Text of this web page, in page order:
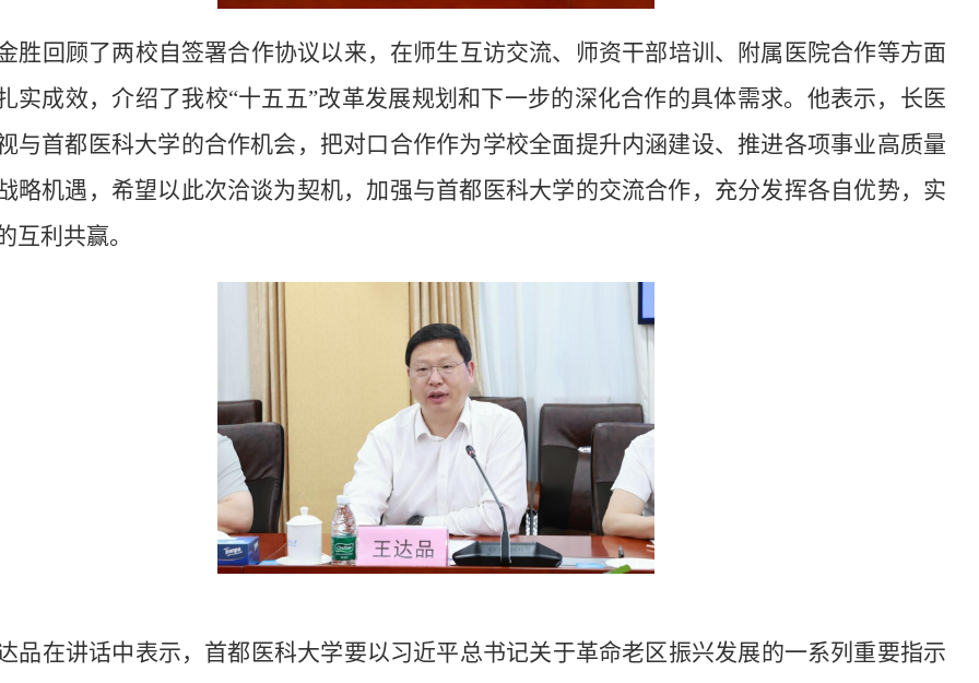
胜回顾了两校自签署合作协议以来，在师生互访交流、师资干部培训、附属医院合作等方面
实成效，介绍了我校“十五五”改革发展规划和下一步的深化合作的具体需求。他表示，长医
与首都医科大学的合作机会，把对口合作作为学校全面提升内涵建设、推进各项事业高质量
略机遇，希望以此次洽谈为契机，加强与首都医科大学的交流合作，充分发挥各自优势，实
互利共赢。
品在讲话中表示，首都医科大学要以习近平总书记关于革命老区振兴发展的一系列重要指示